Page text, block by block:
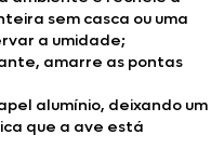
sem casca ou uma
a umidade;
amarre as pontas
alumínio, deixando um
que a ave está